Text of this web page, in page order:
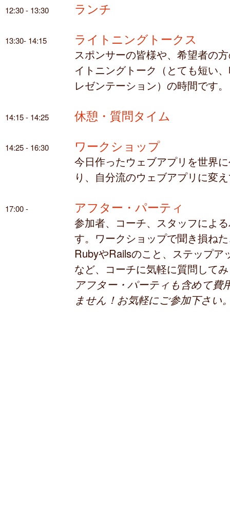
12:30 - 13:30 ランチ
13:30- 14:15 ライトニングトークス
スポンサーの皆様や、希望者の
イトニングトーク（とても短い
レゼンテーション）の時間です。
14:15 - 14:25 休憩・質問タイム
14:25 - 16:30 ワークショップ
今日作ったウェブアプリを世界
り、自分流のウェブアプリに変
17:00 - アフター・パーティ
参加者、コーチ、スタッフによ
す。ワークショップで聞き損ね
RubyやRailsのこと、ステップア
など、コーチに気軽に質問して
アフター・パーティも含めて費
ません！お気軽にご参加下さい